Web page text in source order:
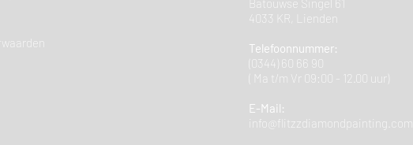
Batouwse Singel 61
4033 KR, Lienden
Telefoonnummer:
(0344) 60 66 90
( Ma t/m Vr 09:00 - 12.00 uur)
E-Mail:
info@flitzzdiamondpainting.com